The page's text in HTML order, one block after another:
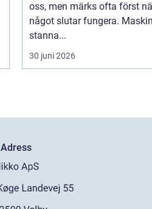
oss, men märks ofta först
något slutar fungera.
stanna...
30 juni 2026
Adress